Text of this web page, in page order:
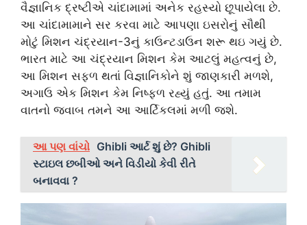
વૈજ્ઞાનિક દ્રષ્ટીએ ચાંદામામાં અનેક રહસ્યો છૂપાયેલા છે.
આ ચાંદામામાને સર કરવા માટે આપણા ઇસરોનું સૌથી
મોટું મિશન ચંદ્રયાન-3નું કાઉન્ટડાઉન શરૂ થઇ ગયું છે.
ભારત માટે આ ચંદ્રયાન મિશન કેમ આટલું મહત્વનું છે,
આ મિશન સફળ થતાં વિજ્ઞાનિકોને શું જાણકારી મળશે,
અગાઉ એક મિશન કેમ નિષ્ફળ રહ્યું હતું. આ તમામ
વાતનો જવાબ તમને આ આર્ટિકલમાં મળી જશે.
આ પણ વાંચો Ghibli આર્ટ શું છે? Ghibli
સ્ટાઇલ છબીઓ અને વિડીયો કેવી રીતે
બનાવવા ?